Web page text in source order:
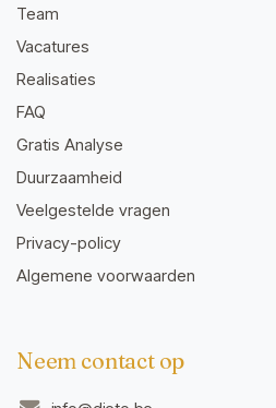
Team
Vacatures
Realisaties
FAQ
Gratis Analyse
Duurzaamheid
Veelgestelde vragen
Privacy-policy
Algemene voorwaarden
Neem contact op